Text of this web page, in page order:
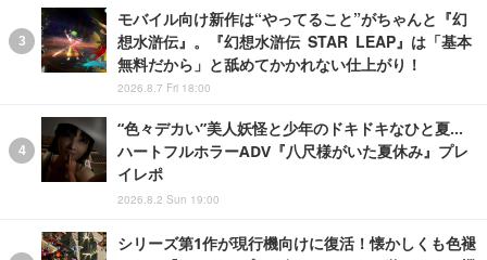
モバイル向け新作は“やってること”がちゃんと『幻
想水滸伝』。『幻想水滸伝 STAR LEAP』は「基本
無料だから」と舐めてかかれない仕上がり！
2026.8.7 Fri 18:00
“色々デカい”美人妖怪と少年のドキドキなひと夏…
ハートフルホラーADV『八尺様がいた夏休み』プレ
イレポ
2026.8.2 Sun 19:00
シリーズ第1作が現行機向けに復活！懐かしくも色褪